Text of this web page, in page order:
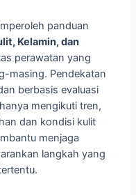
panduan
Kelamin, dan
perawatan yang
masing. Pendekatan
berbasis evaluasi
mengikuti tren,
dan kondisi kulit
menjaga
langkah yang